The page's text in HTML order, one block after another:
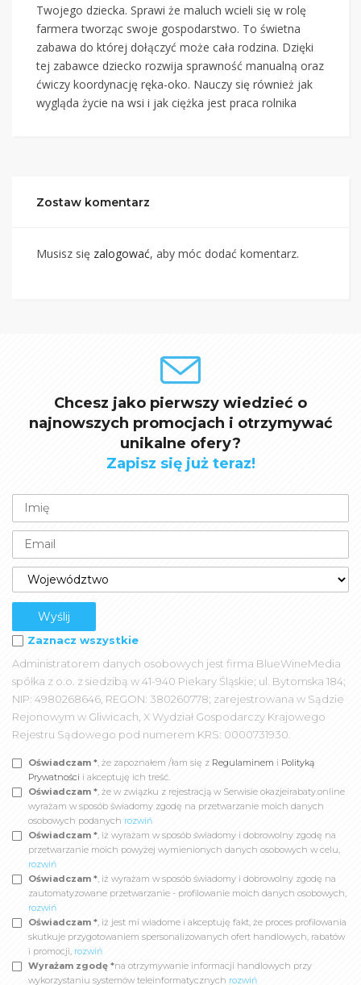
Twojego dziecka. Sprawi że maluch wcieli się w rolę
farmera tworząc swoje gospodarstwo. To świetna
zabawa do której dołączyć może cała rodzina. Dzięki
tej zabawce dziecko rozwija sprawność manualną oraz
ćwiczy koordynację ręka-oko. Nauczy się również jak
wygląda życie na wsi i jak ciężka jest praca rolnika
Zostaw komentarz
Musisz się zalogować, aby móc dodać komentarz.
Chcesz jako pierwszy wiedzieć o
najnowszych promocjach i otrzymywać
unikalne ofery?
Zapisz się już teraz!
Zaznacz wszystkie
Administratorem danych osobowych jest firma BlueWineMedia
spółka z o.o. z siedzibą w 41-940 Piekary Śląskie; ul. Bytomska 184;
NIP: 4980268646, REGON: 380260778; zarejestrowana w Sądzie
Rejonowym w Gliwicach, X Wydział Gospodarczy Krajowego
Rejestru Sądowego pod numerem KRS: 0000731930.
Oświadczam *, że zapoznałem /łam się z Regulaminem i Polityką
Prywatności i akceptuję ich treść.
Oświadczam *, że w związku z rejestracją w Serwisie okazjeirabaty.online
wyrażam w sposób świadomy zgodę na przetwarzanie moich danych
osobowych podanych rozwiń
Oświadczam *, iż wyrażam w sposób świadomy i dobrowolny zgodę na
przetwarzanie moich powyżej wymienionych danych osobowych w celu,
rozwiń
Oświadczam *, iż wyrażam w sposób świadomy i dobrowolny zgodę na
zautomatyzowane przetwarzanie - profilowanie moich danych osobowych,
rozwiń
Oświadczam *, iż jest mi wiadome i akceptuję fakt, że proces profilowania
skutkuje przygotowaniem spersonalizowanych ofert handlowych, rabatów
i promocji, rozwiń
Wyrażam zgodę *na otrzymywanie informacji handlowych przy
wykorzystaniu systemów teleinformatycznych rozwiń